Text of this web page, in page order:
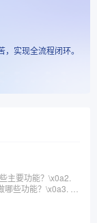
实现全流程闭环。
些功能？\x0a3. 某